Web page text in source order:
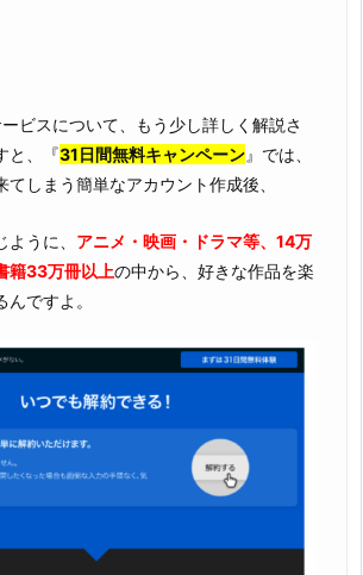
ビスについて、もう少し詳しく解説さ
と、『31日間無料キャンペーン』では、
てしまう簡単なアカウント作成後、
うに、 アニメ・映画・ドラマ等、14万
籍33万冊以上の中から、好きな作品を楽
ですよ。